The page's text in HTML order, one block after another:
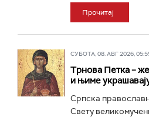
Прочитај
СУБОТА, 08. АВГ 2026,
Трнова Петка –
и њиме
Српска
Свету